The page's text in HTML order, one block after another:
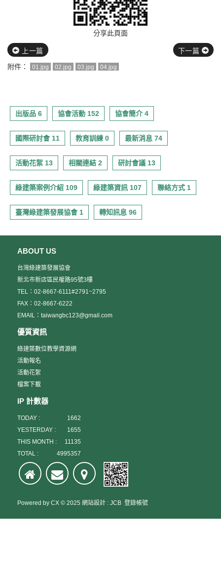
分享此頁面
上一篇
下一篇
附件：
01.jpg 02.jpg 03.jpg 04.jpg
出版品 6 協會活動 152 協會簡介 4
國際研討會 11 教育訓練 0 最新消息 74
活動花絮 13 相關連結 2 研討會議 13
綠建築案例介紹 109 綠建築資訊 107 聯絡方式 1
臺灣綠建築發展協會 1 轉知訊息 96
ABOUT US
台灣綠建築發展協會
新北市新店區民權路95號3樓
TEL：02-8667-6111#2791~2795
FAX：02-8667-6222
EMAIL：taiwangbc123@gmail.com
優質資訊
綠建築數位教學資源網
活動報名
活動花絮
檔案下載
IP 計數器
TODAY :
1662
YESTERDAY :
1655
THIS MONTH :
11135
TOTAL :
4995357
Powered by CX © 2025 網站設計 : JCB 登錄帳號